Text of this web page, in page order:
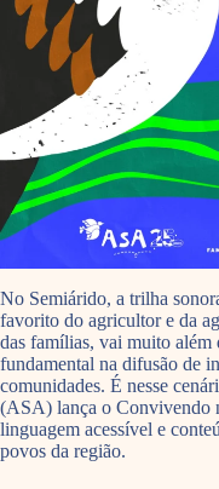
No Semiárido, a trilha
favorito do agricultor e da
das famílias, vai muito além
fundamental na difusão de
comunidades. É nesse
(ASA) lança o Convivendo
linguagem acessível e
povos da região.